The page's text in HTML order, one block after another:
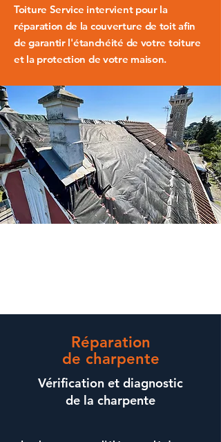
Toiture Service intervient pour la
réparation de la couverture de toitafin
de garantir l'étanchéité de votre toiture
et la protection de votre maison.
Réparation
de charpente
Vérification et diagnostic
de la charpente